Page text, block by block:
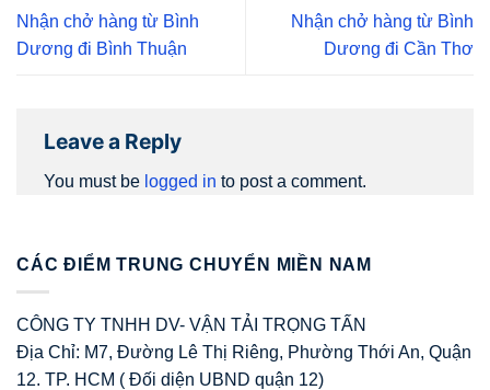
Nhận chở hàng từ Bình
Dương đi Bình Thuận
Nhận chở hàng từ Bình
Dương đi Cần Thơ
Leave a Reply
You must be logged in to post a comment.
CÁC ĐIỂM TRUNG CHUYỂN MIỀN NAM
CÔNG TY TNHH DV- VẬN TẢI TRỌNG TẤN
Địa Chỉ: M7, Đường Lê Thị Riêng, Phường Thới An, Quận
12. TP. HCM ( Đối diện UBND quận 12)